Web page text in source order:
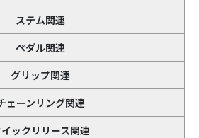
ステム関連
ペダル関連
グリップ関連
ェーンリング関連
ックリリース関連